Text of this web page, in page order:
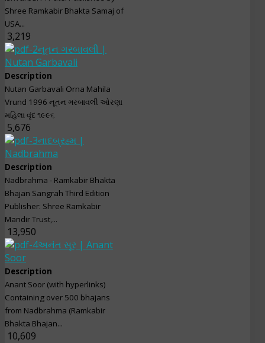
Shree Ramkabir Bhakta Samaj of
USA...
3,219
નૂતન ગરબાવલી |
Nutan Garbavali
Description
Nutan Garbavali Orna Mahila
Vrund 1996 નૂતન ગરબાવલી ઓરણા
મહિલા વૃંદ ૧૯૯૬
5,676
નાદબ્રહ્મ |
Nadbrahma
Description
Nadbrahma - Ramkabir Bhakta
Bhajan Sangrah Third Edition
Publisher: Shree Ramkabir
Mandir Trust,...
13,950
અનંત સૂર | Anant
Soor
Description
Anant Soor (with hyperlinks)
Containing over 500 bhajans
from Nadbrahma (Ramkabir
Bhakta Bhajan...
10,609